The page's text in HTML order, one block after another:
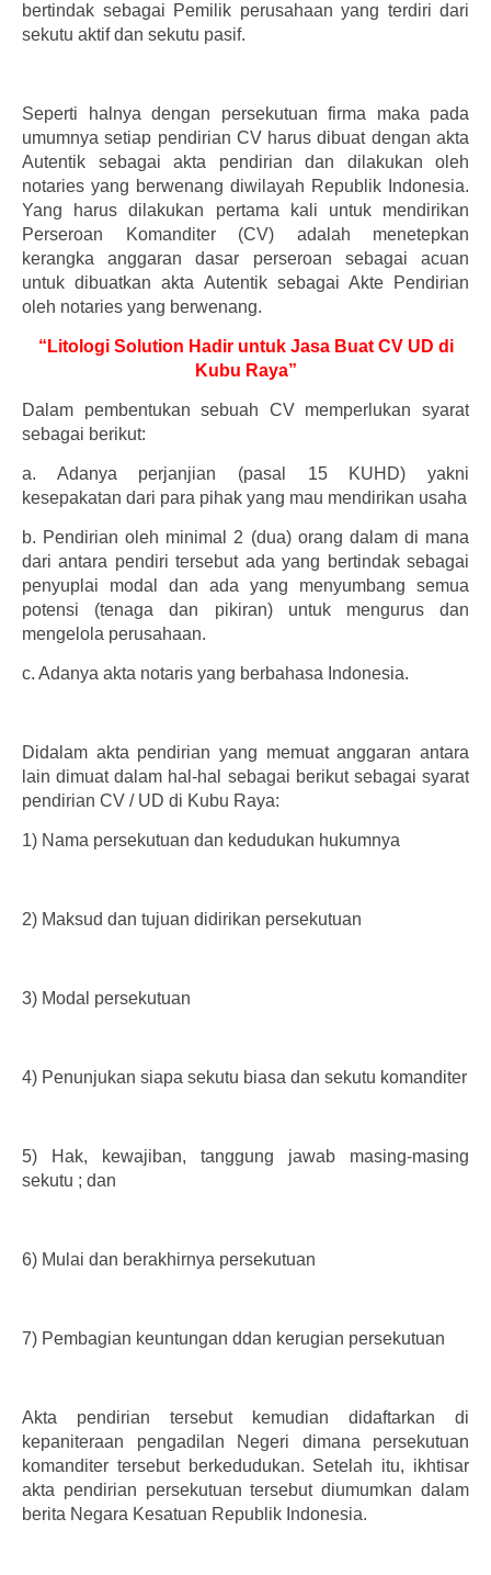
bertindak sebagai Pemilik perusahaan yang terdiri dari
sekutu aktif dan sekutu pasif.
Seperti halnya dengan persekutuan firma maka pada
umumnya setiap pendirian CV harus dibuat dengan akta
Autentik sebagai akta pendirian dan dilakukan oleh
notaries yang berwenang diwilayah Republik Indonesia.
Yang harus dilakukan pertama kali untuk mendirikan
Perseroan Komanditer (CV) adalah menetepkan
kerangka anggaran dasar perseroan sebagai acuan
untuk dibuatkan akta Autentik sebagai Akte Pendirian
oleh notaries yang berwenang.
“Litologi Solution Hadir untuk Jasa Buat CV UD di
Kubu Raya”
Dalam pembentukan sebuah CV memperlukan syarat
sebagai berikut:
a.
Adanya perjanjian (pasal 15 KUHD) yakni
kesepakatan dari para pihak yang mau mendirikan usaha
b. Pendirian oleh minimal 2 (dua) orang dalam di mana
dari antara pendiri tersebut ada yang bertindak sebagai
penyuplai modal dan ada yang menyumbang semua
potensi (tenaga dan pikiran) untuk mengurus dan
mengelola perusahaan.
c. Adanya akta notaris yang berbahasa Indonesia.
Didalam akta pendirian yang memuat anggaran antara
lain dimuat dalam hal-hal sebagai berikut sebagai syarat
pendirian CV / UD di Kubu Raya:
1) Nama persekutuan dan kedudukan hukumnya
2) Maksud dan tujuan didirikan persekutuan
3) Modal persekutuan
4) Penunjukan siapa sekutu biasa dan sekutu komanditer
5)
Hak, kewajiban, tanggung jawab masing-masing
sekutu ; dan
6) Mulai dan berakhirnya persekutuan
7) Pembagian keuntungan ddan kerugian persekutuan
Akta pendirian tersebut kemudian didaftarkan di
kepaniteraan pengadilan Negeri dimana persekutuan
komanditer tersebut berkedudukan. Setelah itu, ikhtisar
akta pendirian persekutuan tersebut diumumkan dalam
berita Negara Kesatuan Republik Indonesia.